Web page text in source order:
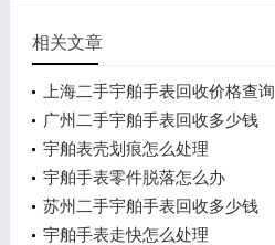
相关文章
上海二手宇舶手表回收价格查询
广州二手宇舶手表回收多少钱
宇舶表壳划痕怎么处理
宇舶手表零件脱落怎么办
苏州二手宇舶手表回收多少钱
宇舶手表走快怎么处理